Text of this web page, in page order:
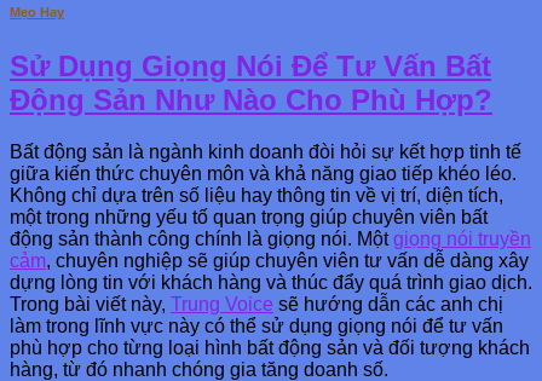
Mẹo Hay
Sử Dụng Giọng Nói Để Tư Vấn Bất
Động Sản Như Nào Cho Phù Hợp?
Bất động sản là ngành kinh doanh đòi hỏi sự kết hợp tinh tế
giữa kiến thức chuyên môn và khả năng giao tiếp khéo léo.
Không chỉ dựa trên số liệu hay thông tin về vị trí, diện tích,
một trong những yếu tố quan trọng giúp chuyên viên bất
động sản thành công chính là giọng nói. Mộtgiọng nói truyền
cảm, chuyên nghiệp sẽ giúp chuyên viên tư vấn dễ dàng xây
dựng lòng tin với khách hàng và thúc đẩy quá trình giao dịch.
Trong bài viết này, Trung Voice sẽ hướng dẫn các anh chị
làm trong lĩnh vực này có thể sử dụng giọng nói để tư vấn
phù hợp cho từng loại hình bất động sản và đối tượng khách
hàng, từ đó nhanh chóng gia tăng doanh số.